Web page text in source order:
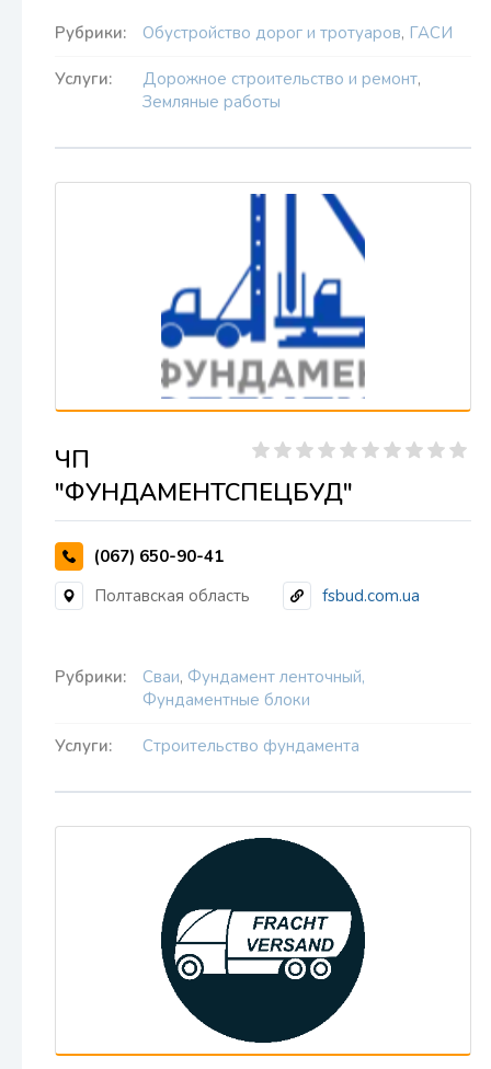
Рубрики: Обустройство дорог и тротуаров, ГАСИ
Услуги: Дорожное строительство и ремонт,
Земляные работы
ЧП
"ФУНДАМЕНТСПЕЦБУД"
(067) 650-90-41
Полтавская область
fsbud.com.ua
Рубрики: Сваи, Фундамент ленточный,
Фундаментные блоки
Услуги: Строительство фундамента